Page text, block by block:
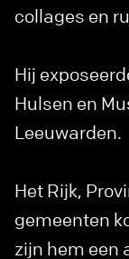
collages en
Hij
Hulsen en
Leeuwarden.
Het Rijk,
gemeenten
zijn hem een